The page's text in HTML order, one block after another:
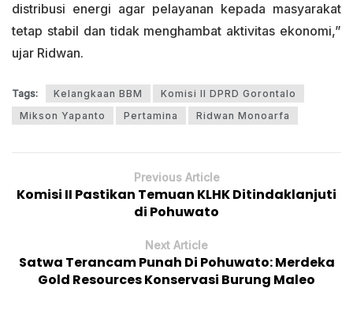
distribusi energi agar pelayanan kepada masyarakat
tetap stabil dan tidak menghambat aktivitas ekonomi,”
ujar Ridwan.
Tags: Kelangkaan BBM
Komisi II DPRD Gorontalo
Mikson Yapanto
Pertamina Ridwan Monoarfa
Previous Article
Komisi II Pastikan Temuan KLHK Ditindaklanjuti
di Pohuwato
Next Article
Satwa Terancam Punah Di Pohuwato: Merdeka
Gold Resources Konservasi Burung Maleo